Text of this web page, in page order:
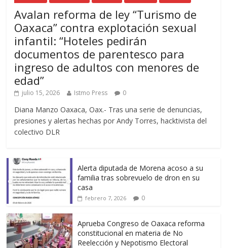
Avalan reforma de ley “Turismo de
Oaxaca” contra explotación sexual
infantil: “Hoteles pedirán
documentos de parentesco para
ingreso de adultos con menores de
edad”
julio 15, 2026 Istmo Press 0
Diana Manzo Oaxaca, Oax.- Tras una serie de denuncias,
presiones y alertas hechas por Andy Torres, hacktivista del
colectivo DLR
Alerta diputada de Morena acoso a su
familia tras sobrevuelo de dron en su
casa
febrero 7, 2026 0
Aprueba Congreso de Oaxaca reforma
constitucional en materia de No
Reelección y Nepotismo Electoral